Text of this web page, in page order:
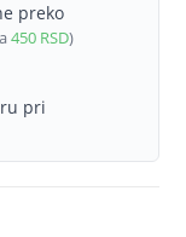
preko
450 RSD)
pri